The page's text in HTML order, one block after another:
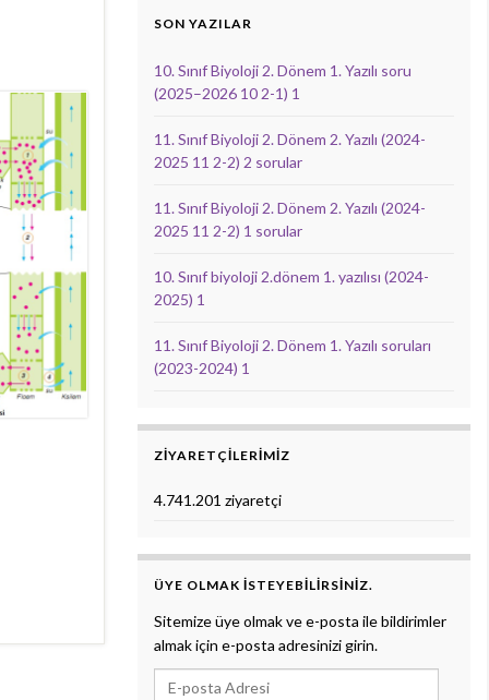
SON YAZILAR
10. Sınıf Biyoloji 2. Dönem 1. Yazılı soru
(2025–2026 10 2-1) 1
11. Sınıf Biyoloji 2. Dönem 2. Yazılı (2024-
2025 11 2-2) 2 sorular
11. Sınıf Biyoloji 2. Dönem 2. Yazılı (2024-
2025 11 2-2) 1 sorular
10. Sınıf biyoloji 2.dönem 1. yazılısı (2024-
2025) 1
11. Sınıf Biyoloji 2. Dönem 1. Yazılı soruları
(2023-2024) 1
ZIYARETÇILERIMIZ
4.741.201 ziyaretçi
ÜYE OLMAK ISTEYEBILIRSINIZ.
Sitemize üye olmak ve e-posta ile bildirimler
almak için e-posta adresinizi girin.
E-posta Adresi